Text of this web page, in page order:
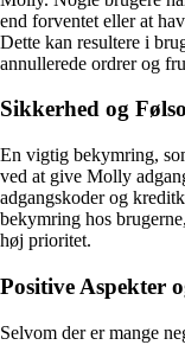
end forventet eller at
Dette kan resultere i
annullerede ordrer og
Sikkerhed og
En vigtig bekymring,
ved at give Molly
adgangskoder og
bekymring hos
høj prioritet.
Positive Aspekter
Selvom der er mange